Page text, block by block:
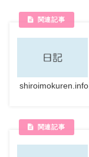
shiroimokuren.info